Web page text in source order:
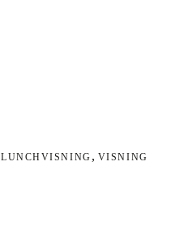
LUNCHVISNING , VISNING